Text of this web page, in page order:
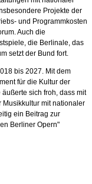
Projekte der
und Programmkosten
Auch die
die Berlinale, das
setzt der Bund fort.
bis 2027. Mit dem
für die Kultur der
sich froh, dass mit
mit nationaler
ein Beitrag zur
Berliner Opern"